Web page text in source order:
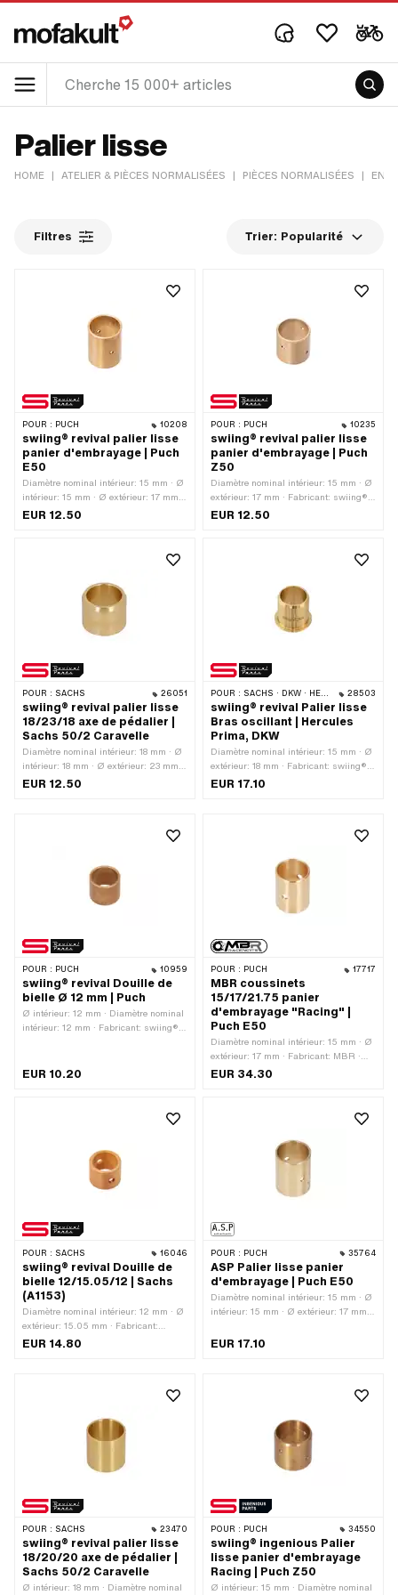
Palier lisse
HOME | ATELIER & PIÈCES NORMALISÉES | PIÈCES NORMALISÉES |
Filtres Trier: Popularité
POUR : PUCH 10208
swiing® revival palier lisse
panier d'embrayage | Puch
E50
Diamètre nominal intérieur: 15 mm · Ø
intérieur: 15 mm · Ø extérieur: 17 mm ·
Fabricant: swiing® revival parts ·
EUR 12.50
POUR : PUCH 10235
swiing® revival palier lisse
panier d'embrayage | Puch
Z50
Diamètre nominal intérieur: 15 mm · Ø
extérieur: 17 mm · Fabricant: swiing®
revival parts · Matériau: bronze spécial
EUR 12.50
POUR : SACHS 26051
swiing® revival palier lisse
18/23/18 axe de pédalier |
Sachs 50/2 Caravelle
Diamètre nominal intérieur: 18 mm · Ø
intérieur: 18 mm · Ø extérieur: 23 mm ·
Fabricant: swiing® revival parts ·
EUR 12.50
POUR : SACHS · DKW · HERCULES 28503
swiing® revival Palier lisse
Bras oscillant | Hercules
Prima, DKW
Diamètre nominal intérieur: 15 mm · Ø
extérieur: 18 mm · Fabricant: swiing®
revival parts · Matériau: bronze spécial
EUR 17.10
POUR : PUCH 10959
swiing® revival Douille de
bielle Ø 12 mm | Puch
Ø intérieur: 12 mm · Diamètre nominal
intérieur: 12 mm · Fabricant: swiing®
EUR 10.20
POUR : PUCH 17717
MBR coussinets
15/17/21.75 panier
d'embrayage "Racing" |
Puch E50
Diamètre nominal intérieur: 15 mm · Ø
extérieur: 17 mm · Fabricant: MBR ·
Matériau: bronze spécial pour paliers ·
EUR 34.30
POUR : SACHS 16046
swiing® revival Douille de
bielle 12/15.05/12 | Sachs
(A1153)
Diamètre nominal intérieur: 12 mm · Ø
extérieur: 15.05 mm · Fabricant:
swiing® revival parts · Matériau:
EUR 14.80
POUR : PUCH 35764
ASP Palier lisse panier
d'embrayage | Puch E50
Diamètre nominal intérieur: 15 mm · Ø
intérieur: 15 mm · Ø extérieur: 17 mm ·
spécial pour paliers · Hauteur totale:
EUR 17.10
POUR : SACHS 23470
swiing® revival palier lisse
18/20/20 axe de pédalier |
Sachs 50/2 Caravelle
Ø intérieur: 18 mm · Diamètre nominal
POUR : PUCH 34550
swiing® ingenious Palier
lisse panier d'embrayage
Racing | Puch Z50
Ø intérieur: 15 mm · Diamètre nominal